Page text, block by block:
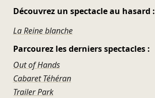
Découvrez un spectacle au hasard :
La Reine blanche
Parcourez les derniers spectacles :
Out of Hands
Cabaret Téhéran
Trailer Park